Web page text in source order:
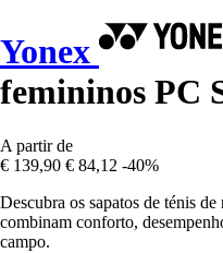
Yonex
femininos PC
A partir de
€ 139,90 € 84,12 -40%
Descubra os sapatos de ténis
combinam conforto,
campo.